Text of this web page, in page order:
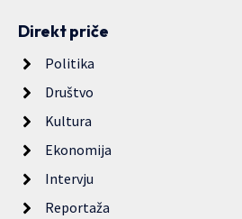
Direkt priče
Politika
Društvo
Kultura
Ekonomija
Intervju
Reportaža